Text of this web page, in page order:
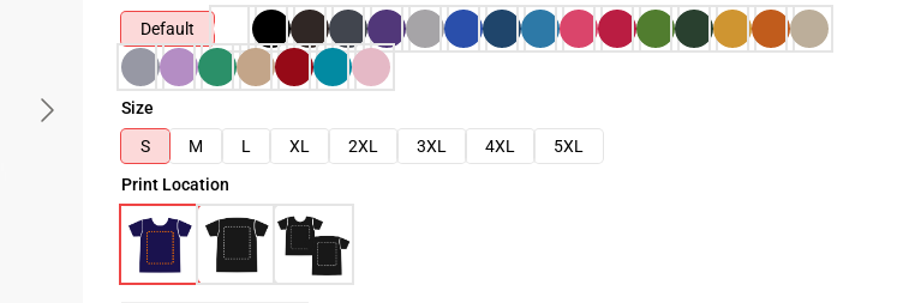
Default
Size
S
M L XL 2XL 3XL 4XL
5XL
Print Location